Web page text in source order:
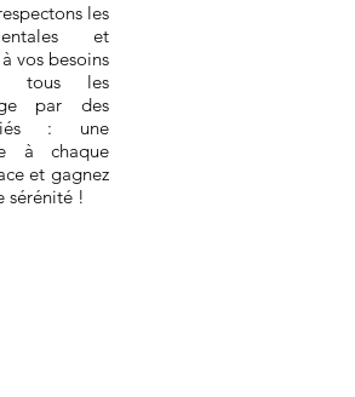
les
et
vos besoins
tous les
par des
: une
à chaque
et gagnez
sérénité !